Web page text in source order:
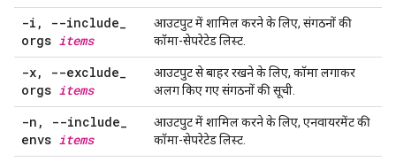
-i , --include_
orgs items
आउटपुट में शामिल करने के लिए, संगठनों की
कॉमा-सेपरेटेड लिस्ट.
-x, --exclude_
orgs items
आउटपुट से बाहर रखने के लिए, कॉमा लगाकर
अलग किए गए संगठनों की सूची.
-n , --include_
envs items
आउटपुट में शामिल करने के लिए, एनवायरमेंट की
कॉमा-सेपरेटेड लिस्ट.